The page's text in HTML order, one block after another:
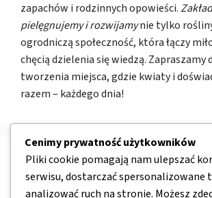
zapachów i rodzinnych opowieści.
pielęgnujemy i rozwijamynie tylko
ogrodniczą społeczność, która łączy
chęcią dzielenia się wiedzą. Zapraszamy
tworzenia miejsca, gdzie kwiaty i
razem – każdego dnia!
Nawigacja
Cenimy prywatność użytkowników
Pliki cookie pomagają nam ulepszać
serwisu, dostarczać spersonalizowane
analizować ruch na stronie. Możesz